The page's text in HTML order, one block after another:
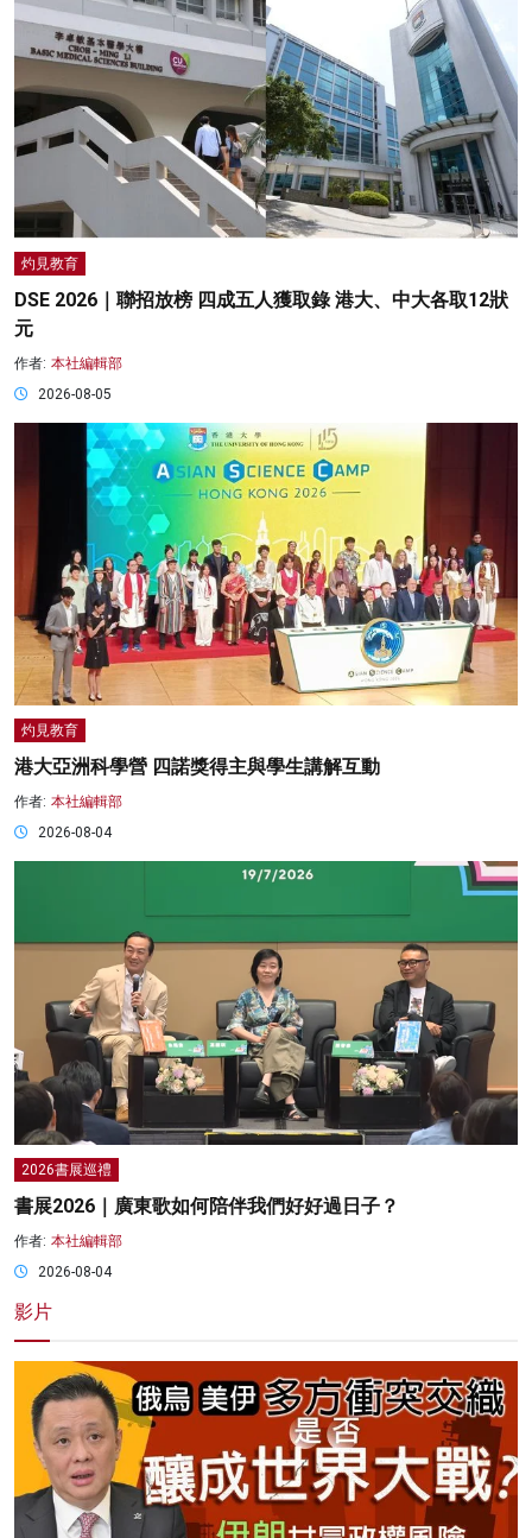
灼見教育
DSE 2026｜聯招放榜 四成五人獲取錄 港大、中大各取12狀
元
作者: 本社編輯部
2026-08-05
灼見教育
港大亞洲科學營 四諾獎得主與學生講解互動
作者: 本社編輯部
2026-08-04
2026書展巡禮
書展2026｜廣東歌如何陪伴我們好好過日子？
作者: 本社編輯部
2026-08-04
影片